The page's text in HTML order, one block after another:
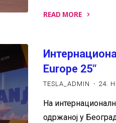
READ MORE
за
језичке
технологије
Јертех"
Europe 25“
TESLA_ADMIN 24.
На
одржаној у